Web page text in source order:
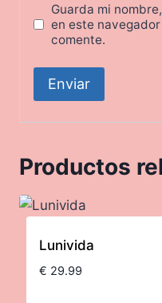
Guarda mi
en este
comente.
Productos
Lunivida
€ 29.99